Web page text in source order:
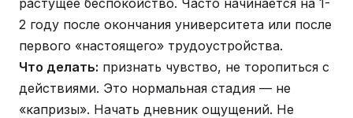
растущее беспокойство. Часто начинается на 1-
2 году после окончания университета или после
первого «настоящего» трудоустройства.
Что делать: признать чувство, не торопиться с
действиями. Это нормальная стадия — не
«капризы». Начать дневник ощущений. Не